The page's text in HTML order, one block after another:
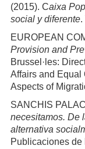
(2015). Caixa
social y diferente.
EUROPEAN
Provision and
Brussel·les:
Affairs and Equal
Aspects of
SANCHIS
necesitamos. De
alternativa
Publicaciones de